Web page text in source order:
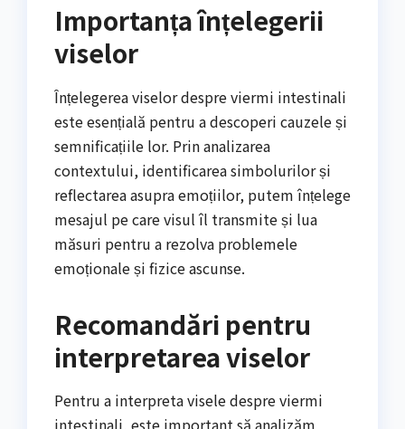
Importanța înțelegerii
viselor
Înțelegerea viselor despre viermi intestinali
este esențială pentru a descoperi cauzele și
semnificațiile lor. Prin analizarea
contextului, identificarea simbolurilor și
reflectarea asupra emoțiilor, putem înțelege
mesajul pe care visul îl transmite și lua
măsuri pentru a rezolva problemele
emoționale și fizice ascunse.
Recomandări pentru
interpretarea viselor
Pentru a interpreta visele despre viermi